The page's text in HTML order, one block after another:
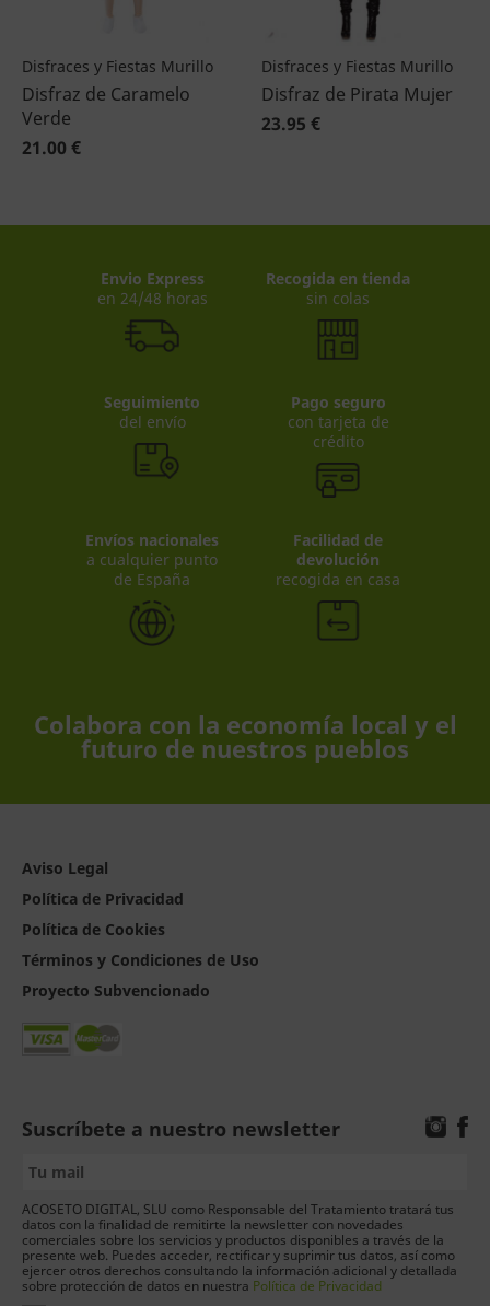
Disfraces y Fiestas Murillo
Disfraz de Caramelo
Verde
21.00 €
Disfraces y Fiestas Murillo
Disfraz de Pirata Mujer
23.95 €
Envio Express
en 24/48 horas
Recogida en tienda
sin colas
Seguimiento
del envío
Pago seguro
con tarjeta de
crédito
Envíos nacionales
a cualquier punto
de España
Facilidad de
devolución
recogida en casa
Colabora con la economía local y el
futuro de nuestros pueblos
Aviso Legal
Política de Privacidad
Política de Cookies
Términos y Condiciones de Uso
Proyecto Subvencionado
Suscríbete a nuestro newsletter
ACOSETO DIGITAL, SLU como Responsable del Tratamiento tratará tus
datos con la finalidad de remitirte la newsletter con novedades
comerciales sobre los servicios y productos disponibles a través de la
presente web. Puedes acceder, rectificar y suprimir tus datos, así como
ejercer otros derechos consultando la información adicional y detallada
sobre protección de datos en nuestra Política de Privacidad